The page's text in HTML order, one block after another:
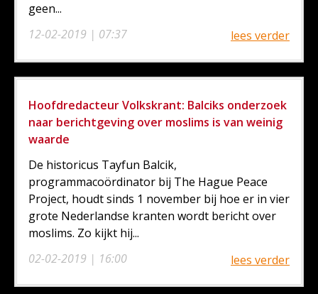
12-02-2019 | 07:37
geen...
lees verder
Hoofdredacteur Volkskrant: Balciks onderzoek
naar berichtgeving over moslims is van weinig
waarde
02-02-2019 | 16:00
De historicus Tayfun Balcik,
programmacoördinator bij The Hague Peace
Project, houdt sinds 1 november bij hoe er in vier
grote Nederlandse kranten wordt bericht over
moslims. Zo kijkt hij...
lees verder